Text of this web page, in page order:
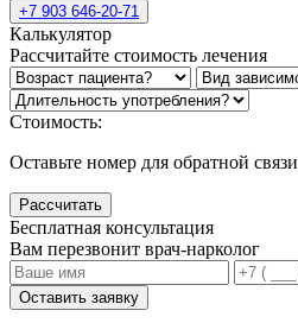
+7 903 646-20-71
Калькулятор
Рассчитайте стоимость лечения
Стоимость:
Оставьте номер для обратной связи
Рассчитать
Бесплатная консультация
Вам перезвонит врач-нарколог
Оставить заявку